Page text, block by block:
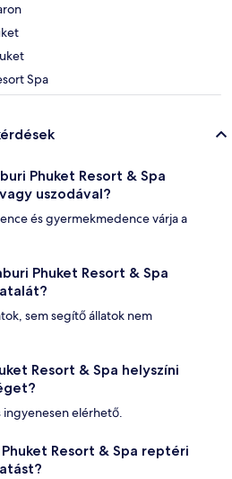
Spa
Phuket Resort & Spa
uszodával?
és gyermekmedence várja a
Phuket Resort & Spa
sem segítő állatok nem
Resort & Spa helyszíni
elérhető.
Resort & Spa reptéri